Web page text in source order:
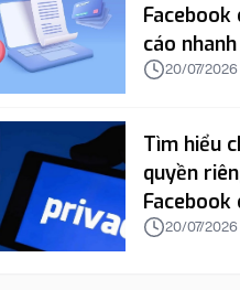
Facebook
cáo
20/07/2026
Tìm hiểu
quyền
20/07/2026